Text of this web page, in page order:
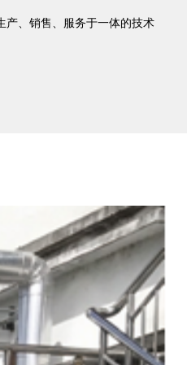
产、销售、服务于一体的技术